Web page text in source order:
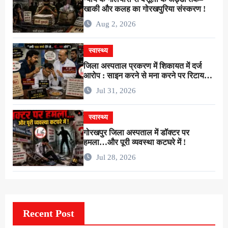
खाकी और कलह का गोरखपुरिया संस्करण !
Aug 2, 2026
स्वास्थ्य
जिला अस्पताल प्रकरण में शिकायत में दर्ज
आरोप : साइन करने से मना करने पर रिटायर
लैब टेक्नीशियन ने सर्जन से कहा–”अभी 100
रुपये देंगे तो…गाँ…मरा लोगे” !
Jul 31, 2026
स्वास्थ्य
गोरखपुर जिला अस्पताल में डॉक्टर पर
हमला…और पूरी व्यवस्था कटघरे में !
Jul 28, 2026
Recent Post